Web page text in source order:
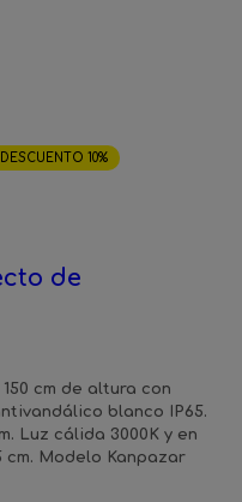
DESCUENTO 10%
de
cm de altura con
blanco IP65.
Luz cálida 3000K y en
cm. Modelo Kanpazar